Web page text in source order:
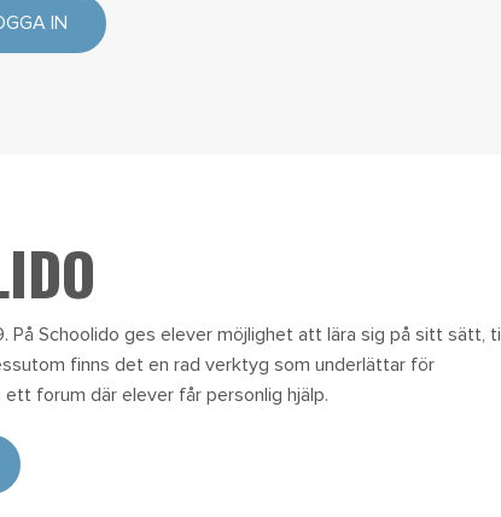
IN
Schoolido ges elever möjlighet att lära sig på sitt sätt, till
finns det en rad verktyg som underlättar för
ett forum där elever får personlig hjälp.